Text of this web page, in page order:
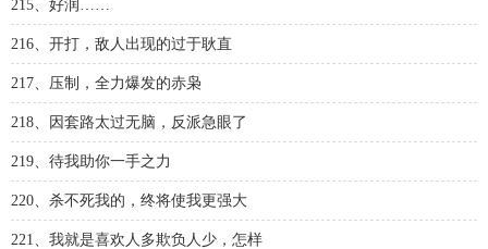
215、好润……
216、开打，敌人出现的过于耿直
217、压制，全力爆发的赤枭
218、因套路太过无脑，反派急眼了
219、待我助你一手之力
220、杀不死我的，终将使我更强大
221、我就是喜欢人多欺负人少，怎样